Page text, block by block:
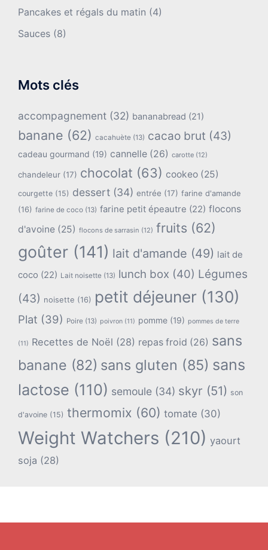
Pancakes et régals du matin (4)
Sauces (8)
Mots clés
accompagnement (32) bananabread (21)
banane (62) cacahuète (13) cacao brut (43)
cadeau gourmand (19) cannelle (26) carotte (12)
chandeleur (17) chocolat (63) cookeo (25)
courgette (15) dessert (34) entrée (17) farine d'amande
(16) farine de coco (13) farine petit épeautre (22) flocons
d'avoine (25) flocons de sarrasin (12) fruits (62)
goûter (141) lait d'amande (49) lait de
coco (22) Lait noisette (13) lunch box (40) Légumes
(43) noisette (16) petit déjeuner (130)
Plat (39) Poire (13) poivron (11) pomme (19) pommes de terre
(11) Recettes de Noël (28) repas froid (26) sans
banane (82) sans gluten (85) sans
lactose (110) semoule (34) skyr (51) son
d'avoine (15) thermomix (60) tomate (30)
Weight Watchers (210) yaourt
soja (28)